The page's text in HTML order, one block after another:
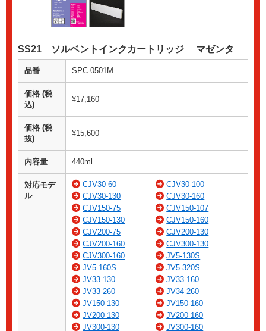
SS21 ソルベントインクカートリッジ マゼンタ
品番 SPC-0501M
価格 (税
込)
¥17,160
価格 (税
抜)
¥15,600
内容量 440ml
対応モデ
ル
CJV30-60
CJV30-100
CJV30-130
CJV30-160
CJV150-75
CJV150-107
CJV150-130
CJV150-160
CJV200-75
CJV200-130
CJV200-160
CJV300-130
CJV300-160
JV5-130S
JV5-160S
JV5-320S
JV33-130
JV33-160
JV33-260
JV34-260
JV150-130
JV150-160
JV200-130
JV200-160
JV300-130
JV300-160